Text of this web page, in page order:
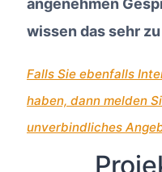
angenehmen
wissen das sehr
Falls Sie ebenfalls
haben, dann melden
unverbindliches